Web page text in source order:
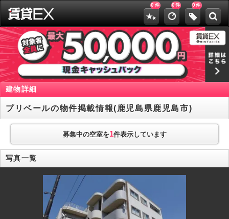
0 件 0件 0件
建物詳細
プリベールの物件掲載情報(鹿児島県鹿児島市)
募集中の空室を1件表示しています
写真一覧